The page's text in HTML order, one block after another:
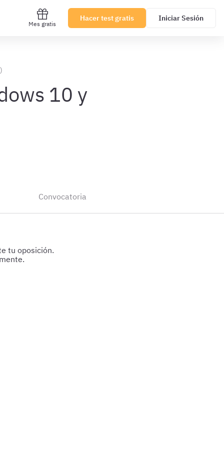
Mes gratis
Hacer test gratis Iniciar Sesión
10 y
Convocatoria
tu oposición.